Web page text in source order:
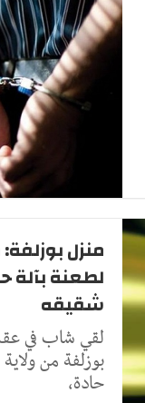
منزل
لطعنة بآلة
شقيقه
لقي شاب في
بوزلفة من
حادة،